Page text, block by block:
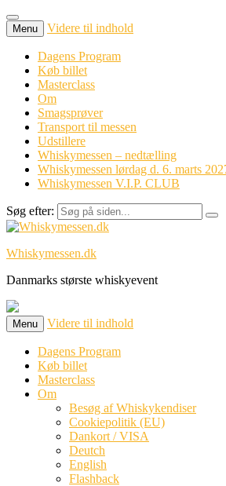
Menu Videre til indhold
Dagens Program
Køb billet
Masterclass
Om
Smagsprøver
Transport til messen
Udstillere
Whiskymessen – nedtælling
Whiskymessen lørdag d. 6. marts
Whiskymessen V.I.P. CLUB
Søg efter:
Whiskymessen.dk
Danmarks største whiskyevent
Menu Videre til indhold
Dagens Program
Køb billet
Masterclass
Om
Besøg af Whiskykendiser
Cookiepolitik (EU)
Dankort / VISA
Deutch
English
Flashback